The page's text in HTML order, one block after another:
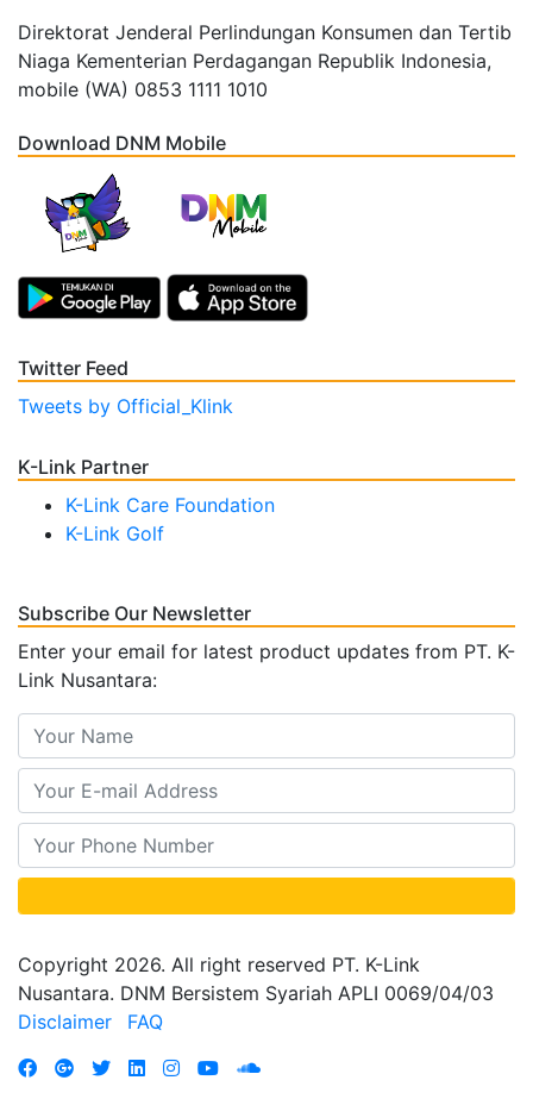
Direktorat Jenderal Perlindungan Konsumen dan Tertib
Niaga Kementerian Perdagangan Republik Indonesia,
mobile (WA) 0853 1111 1010
Download DNM Mobile
Twitter Feed
Tweets by Official_Klink
K-Link Partner
K-Link Care Foundation
K-Link Golf
Subscribe Our Newsletter
Enter your email for latest product updates from PT. K-
Link Nusantara:
Copyright 2026. All right reserved PT. K-Link
Nusantara. DNM Bersistem Syariah APLI 0069/04/03
Disclaimer
FAQ